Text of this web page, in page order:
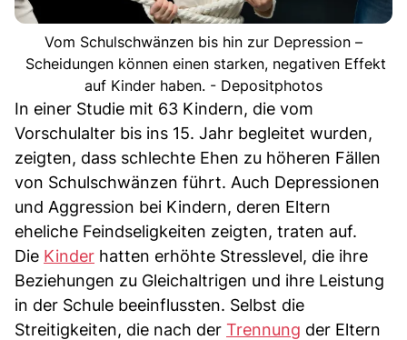
Vom Schulschwänzen bis hin zur Depression –
Scheidungen können einen starken, negativen Effekt
auf Kinder haben. - Depositphotos
In einer Studie mit 63 Kindern, die vom
Vorschulalter bis ins 15. Jahr begleitet wurden,
zeigten, dass schlechte Ehen zu höheren Fällen
von Schulschwänzen führt. Auch Depressionen
und Aggression bei Kindern, deren Eltern
eheliche Feindseligkeiten zeigten, traten auf.
Die Kinder hatten erhöhte Stresslevel, die ihre
Beziehungen zu Gleichaltrigen und ihre Leistung
in der Schule beeinflussten. Selbst die
Streitigkeiten, die nach der Trennung der Eltern